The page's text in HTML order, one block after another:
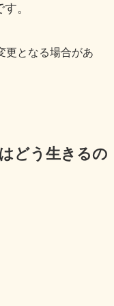
。
更となる場合があ
どう生きるの